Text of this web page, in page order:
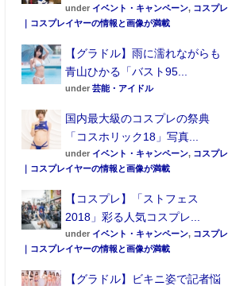
under イベント・キャンペーン, コスプレ
｜コスプレイヤーの情報と画像が満載
【グラドル】雨に濡れながらも
青山ひかる「バスト95...
under 芸能・アイドル
国内最大級のコスプレの祭典
「コスホリック18」写真...
under イベント・キャンペーン, コスプレ
｜コスプレイヤーの情報と画像が満載
【コスプレ】「ストフェス
2018」彩る人気コスプレ...
under イベント・キャンペーン, コスプレ
｜コスプレイヤーの情報と画像が満載
【グラドル】ビキニ姿で記者悩